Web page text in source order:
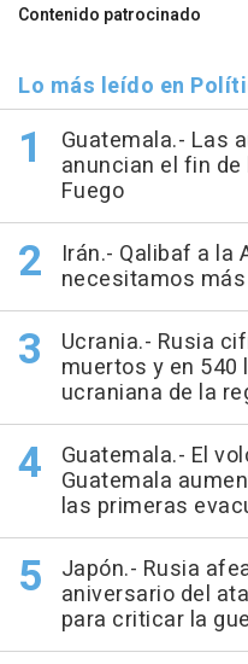
Contenido patrocinado
Lo más leído en
Guatemala.- Las
anuncian el fin
Fuego
Irán.- Qalibaf a la
necesitamos
Ucrania.- Rusia
muertos y en 540
ucraniana de la
Guatemala.- El
Guatemala
las primeras
Japón.- Rusia
aniversario del
para criticar la